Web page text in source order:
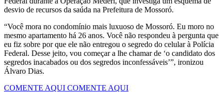
desvio de recursos da saúda na Prefeitura de Mossoró.
“Você mora no condomínio mais luxuoso de Mossoró. Eu moro no
mesmo apartamento há 26 anos. Você não respondeu à pergunta que
eu fiz sobre por que ele não entregou o segredo do celular à Polícia
Federal. Desse jeito, vou começar a lhe chamar de ‘o candidato dos
segredos inacabados ou dos segredos inconfessáveis’”, ironizou
Álvaro Dias.
COMENTE AQUI COMENTE AQUI